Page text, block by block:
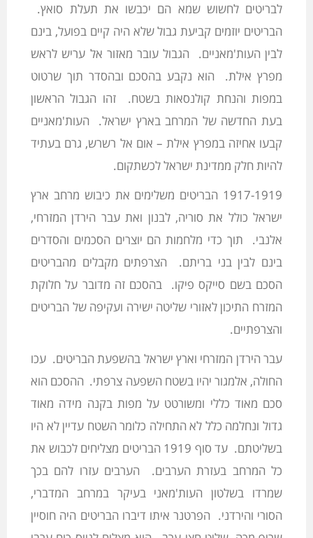
לבריטים לחשוש שמא הם יכבשו את תעלת סואץ.
הבריטים יוזמים קביעת גבול שלא היה קיים בפועל, בינם
לבין העות'מאניים. הגבול עובר מאזור אל עריש לראש
מפרץ אילת. הוא נקבע בהסכם ובהסדר תוך שרטוט
במפות והנחת קולנסאות בשטח. זהו הגבול הראשון
בעת החדשה של המרחב בארץ ישראל. העות'מאניים
קבעו אחיזה במפרץ אילת – אום אל רשרש, גרם בעתיד
להיות חלק ממדינת ישראל לכשתקום.
1917-1919 הבריטים משלימים את כיבוש מרחב ארץ
ישראל כולל את סוריה, לבנון ואת עבר הירדן המזרחי,
אלנבי. תוך כדי מלחמות הם יוצרים הסכמים והסדרים
בינם לבין בני בריתם. הצרפתים מקבלים מהבריטים
הסכם בשם סייקס פיקו. בהסכם זה מדובר על חלוקת
המזרח התיכון לאזורי שליטה ישירה ועקיפה של הבריטים
והצרפתיים.
עבר הירדן המזרחי וארץ ישראל בהשפעת הבריטים. עכו
החולה, אלמגור יהיו בשטח השפעה צרפתי. ההסכם הוא
סכם מאוד כללי ומשורטט על מפות בקנה מידה מאוד
גדול ונחלמה כלל לא התחילה כלומר השטח עדיין לא היו
בשליטתם. עד סוף 1919 הבריטים מצליחים לכבוש את
כל המרחב בעזרת הערבים. הערבים עזרו להם בכך
שמרדו בשלטון העות'מאני בעיקר במרחב המדברי,
הסורי והירדני. הפרטנר איתו דיברו הבריטים היה חוסיין